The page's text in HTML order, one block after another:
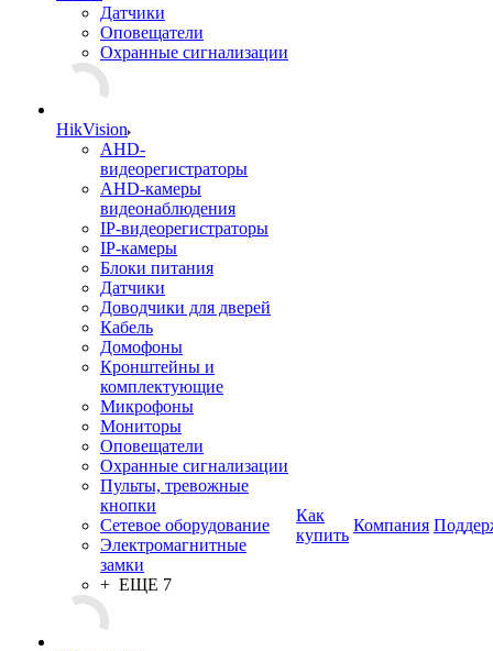
Датчики
Оповещатели
Охранные сигнализации
HikVision
AHD-
видеорегистраторы
AHD-камеры
видеонаблюдения
IP-видеорегистраторы
IP-камеры
Блоки питания
Датчики
Доводчики для дверей
Кабель
Домофоны
Кронштейны и
комплектующие
Микрофоны
Мониторы
Оповещатели
Охранные сигнализации
Пульты, тревожные
кнопки
Сетевое оборудование
Электромагнитные
замки
+ ЕЩЕ 7
Как
купить
Компания